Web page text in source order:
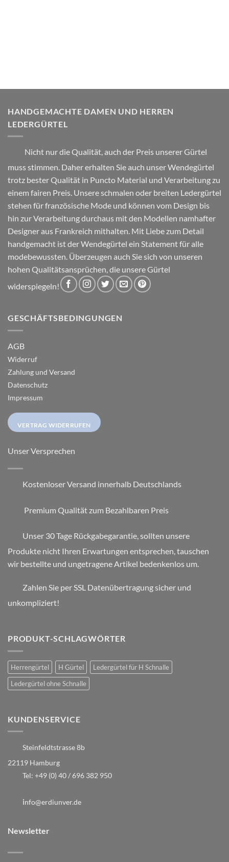
der
gewählt
werden
HANDGEMACHTE DAMEN UND HERREN
LEDERGÜRTEL
Nicht nur die Qualität, auch der Preis unserer Gürtel
muss stimmen. Daher erhalten Sie auch unser Wendegürtel
trotz bester Qualität in Puncto Material und Verarbeitung zu
einem fairen Preis. Unsere schmalen oder breiten Ledergürtel
stehen für französische Mode und können vom Design bis
hin zur Verarbeitung durchaus mit den Modellen namhafter
Designer aus Frankreich mithalten. Mit Liebe zum Detail
handgemacht ist der Wendegürtel ein Statement für alle
modebewussten. Überzeugen auch Sie sich von unseren
hohen Qualitätsansprüchen, die unsere Gürtel
widerspiegeln!
GESCHÄFTSBEDINGUNGEN
AGB
Widerruf
Zahlung und Versand
Datenschutz
Impressum
VERTRAG WIDERRUFEN
Unser Versprechen
Kostenloser Versand innerhalb Deutschlands
Premium Qualität zum Bezahlbaren Preis
Unser 30 Tage Rückgabegarantie, sollten unsere
Produkte nicht Ihren Erwartungen entsprechen, tauschen
wir bestellte und ungetragene Artikel bedenkenlos um.
Zahlen Sie per SSL Datenübertragung sicher und
unkompliziert!
PRODUKT-SCHLAGWÖRTER
Herrengürtel H Gürtel
Ledergürtel für H Schnalle
Ledergürtel ohne Schnalle
KUNDENSERVICE
Steinfeldtstrasse 8b
22119 Hamburg
Tel: +49 (0) 40 / 696 382 950
info@erdiunver.de
Newsletter